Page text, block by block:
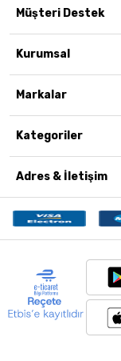
Müşteri Destek
Kurumsal
Markalar
Kategoriler
Adres & İletişim